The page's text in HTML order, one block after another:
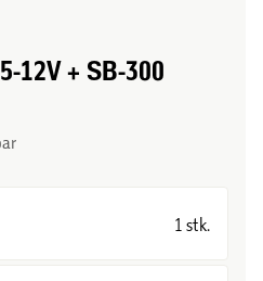
12V + SB-300
1 stk.